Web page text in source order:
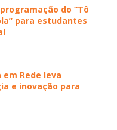
do “Tô
para estudantes
Rede leva
e inovação para